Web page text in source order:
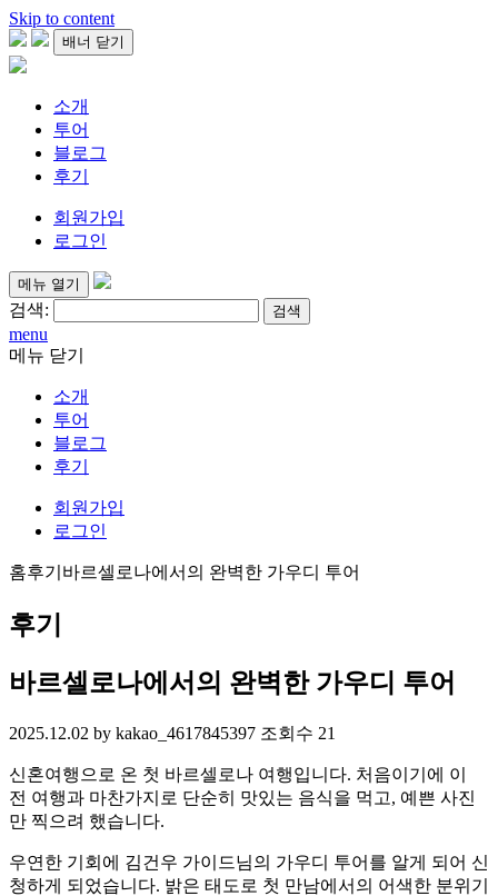
Skip to content
배너 닫기
소개
투어
블로그
후기
회원가입
로그인
메뉴 열기
검색:
menu
메뉴 닫기
소개
투어
블로그
후기
회원가입
로그인
홈후기 바르셀로나에서의 완벽한 가우디 투어
후기
바르셀로나에서의 완벽한 가우디 투어
2025.12.02 by kakao_4617845397 조회수 21
신혼여행으로 온 첫 바르셀로나 여행입니다. 처음이기에 이
전 여행과 마찬가지로 단순히 맛있는 음식을 먹고, 예쁜 사진
만 찍으려 했습니다.
우연한 기회에 김건우 가이드님의 가우디 투어를 알게 되어 신
청하게 되었습니다. 밝은 태도로 첫 만남에서의 어색한 분위기